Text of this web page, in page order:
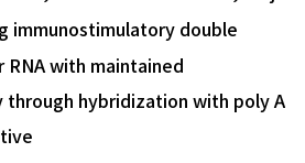
immunostimulatory double
with maintained
hybridization with poly A